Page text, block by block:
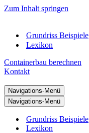
Zum Inhalt springen
Grundriss Beispiele
Lexikon
Containerbau berechnen
Kontakt
Navigations-Menü
Navigations-Menü
Grundriss Beispiele
Lexikon